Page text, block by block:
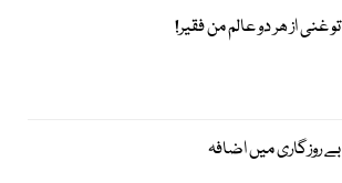
تو غنی از ھر دو عالم من فقیر!
بے روزگاری میں اضافہ